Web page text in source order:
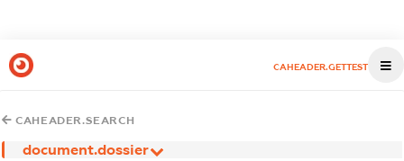
CAHEADER.GETTEST
CAHEADER.SEARCH
document.dossier